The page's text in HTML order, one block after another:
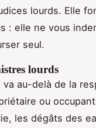
lourds. Elle
: elle ne vous
seul.
lourds
au-delà de la
ou
les dégâts des